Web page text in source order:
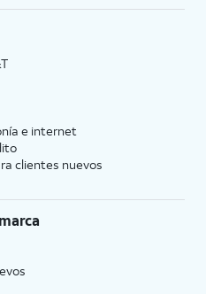
e internet
clientes nuevos